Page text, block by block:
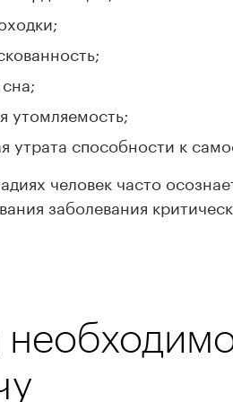
утомляемость;
утрата способности к
человек часто
заболевания